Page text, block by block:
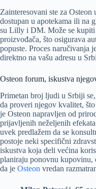
Zainteresovani ste za
dostupan u apotekama ili na
su Lilly i DM. Može se kupiti
proizvođača, što osigurava
popuste. Proces naručivanja
direktno na vašu adresu u
Osteon forum, iskustva
Primetan broj ljudi u Srbiji
da proveri njegov kvalitet,
je Osteon napravljen od
prijavljenih neželjenih
uvek predlažem da se
postoje neki specifični
iskustva koja deli većina
planiraju ponovnu kupovinu,
da je Osteon vredan